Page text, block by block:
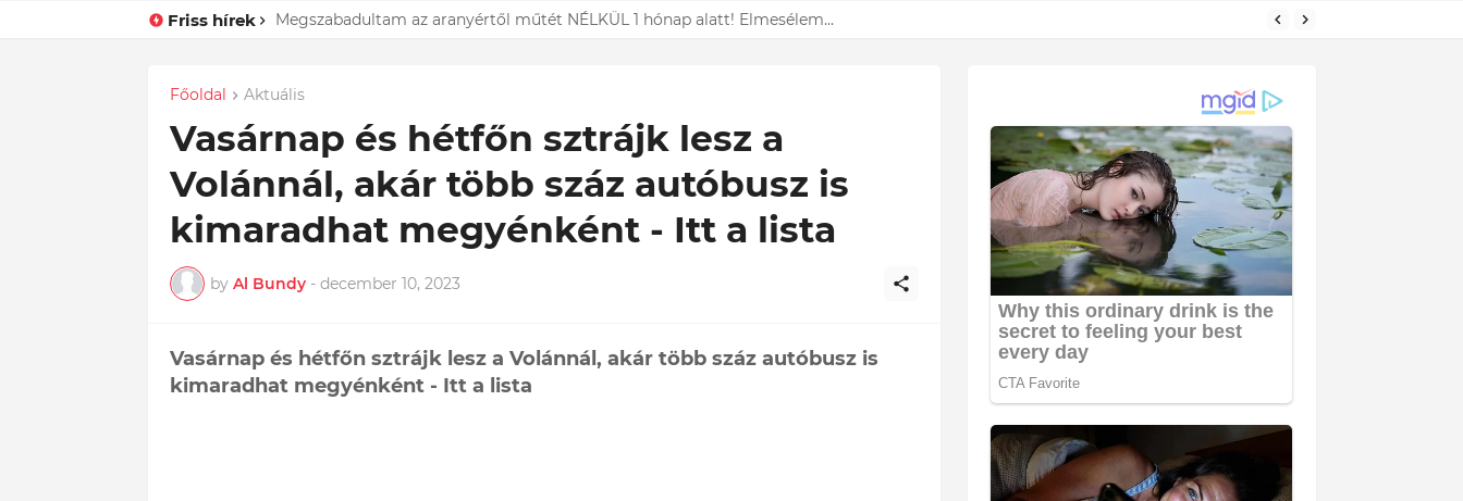
Friss hírek Megszabadultam az aranyértől műtét NÉLKÜL 1 hónap alatt! Elmesélem...
Főoldal Aktuális
Vasárnap és hétfőn sztrájk lesz a
Volánnál, akár több száz autóbusz is
kimaradhat megyénként - Itt a lista
by Al Bundy - december 10, 2023
Vasárnap és hétfőn sztrájk lesz a Volánnál, akár több száz autóbusz is
kimaradhat megyénként - Itt a lista